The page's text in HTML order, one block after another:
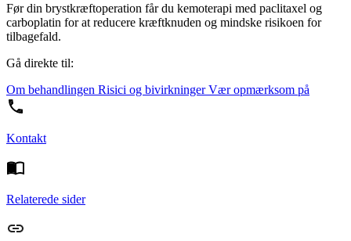
Før din brystkræftoperation får du kemoterapi med paclitaxel og
carboplatin for at reducere kræftknuden og mindske risikoen for
tilbagefald.
Gå direkte til:
Om behandlingen Risici og bivirkningerVær opmærksom på
Kontakt
Relaterede sider